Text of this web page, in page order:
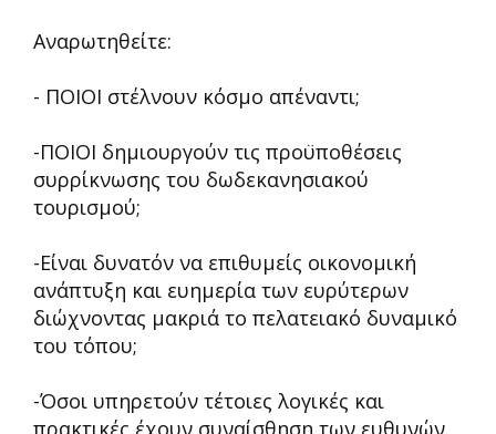
Αναρωτηθείτε:
- ΠΟΙΟΙ στέλνουν κόσμο απέναντι;
-ΠΟΙΟΙ δημιουργούν τις προϋποθέσεις
συρρίκνωσης του δωδεκανησιακού
τουρισμού;
-Είναι δυνατόν να επιθυμείς οικονομική
ανάπτυξη και ευημερία των ευρύτερων
διώχνοντας μακριά το πελατειακό δυναμικό
του τόπου;
-Όσοι υπηρετούν τέτοιες λογικές και
πρακτικές έχουν συναίσθηση των ευθυνών